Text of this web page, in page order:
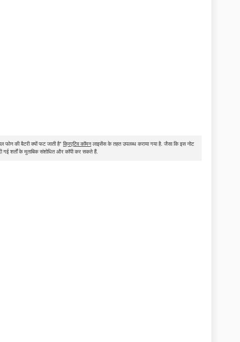
की बैटरी क्यों फट जाती है" क्रिएटिव कॉमनलाइसेंस के तहत उपलब्ध कराया गया है. जैसा कि इस नोट
शर्तों के मुताबिक संशोधित और कॉपी कर सकते हैं.